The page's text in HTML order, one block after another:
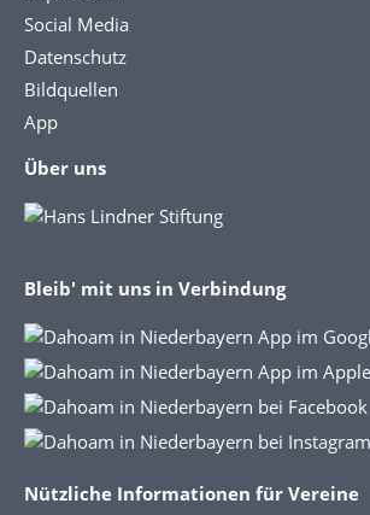
Social Media
Datenschutz
Bildquellen
App
Über uns
Bleib' mit uns in Verbindung
Nützliche Informationen für Vereine